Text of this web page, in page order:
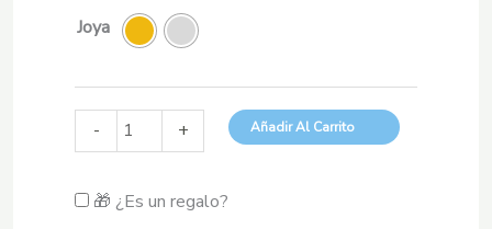
Joya
-
Pendientes
Narciso
cantidad
+ Añadir Al Carrito
🎁 ¿Es un regalo?